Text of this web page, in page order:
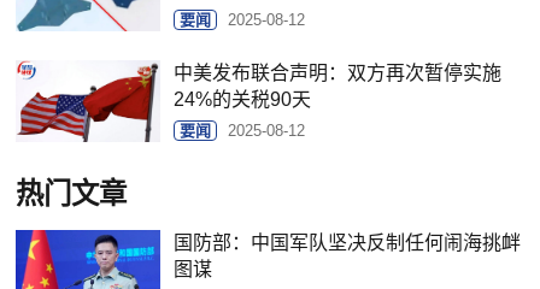
要闻 2025-08-12
中美发布联合声明：双方再次暂停实施
24%的关税90天
要闻 2025-08-12
热门文章
国防部：中国军队坚决反制任何闹海挑衅
图谋